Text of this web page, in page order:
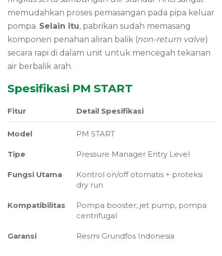
memudahkan proses pemasangan pada pipa keluar
pompa. Selain itu, pabrikan sudah memasang
komponen penahan aliran balik (non-return valve)
secara rapi di dalam unit untuk mencegah tekanan
air berbalik arah.
Spesifikasi PM START
Fitur Detail Spesifikasi
Model PM START
Tipe Pressure Manager Entry Level
Fungsi Utama
Kontrol on/off otomatis + proteksi
dry run
Kompatibilitas
Pompa booster, jet pump, pompa
centrifugal
Garansi Resmi Grundfos Indonesia